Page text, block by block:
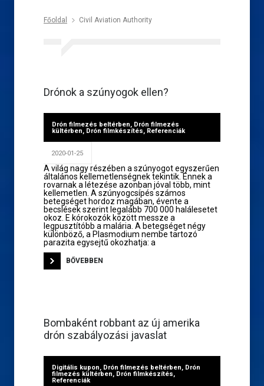
Főoldal Civil Aviation Authority
Drónok a szúnyogok ellen?
Drón filmezés beltérben, Drón filmezés
kültérben, Drón filmkészítés, Referenciák
2020-01-25
A világ nagy részében a szúnyogot egyszerűen
általános kellemetlenségnek tekintik. Ennek a
rovarnak a létezése azonban jóval több, mint
kellemetlen. A szúnyogcsípés számos
betegséget hordoz magában, évente a
becslések szerint legalább 700 000 halálesetet
okoz. E kórokozók között messze a
legpusztítóbb a malária. A betegséget négy
különböző, a Plasmodium nembe tartozó
parazita egysejtű okozhatja: a
BŐVEBBEN
Bombaként robbant az új amerika
drón szabályozási javaslat
Digitális kupon, Drón filmezés beltérben, Drón
filmezés kültérben, Drón filmkészítés,
Referenciák